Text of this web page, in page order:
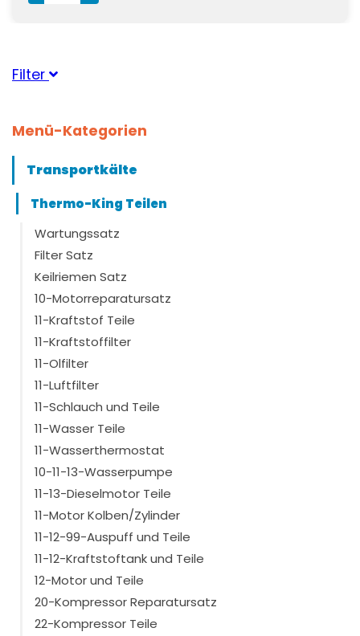
Filter
ThermoKing(10)
Passend für Serie
Typ geeignet
MD100
SL100
SL100e(3)
SLX100(2)
SL200(4)
SL200e(3)
SLX200(2)
Zeig mehr
Menü-Kategorien
Transportkälte
Thermo-King Teilen
Wartungssatz
Filter Satz
Keilriemen Satz
10-Motorreparatursatz
11-Kraftstof Teile
11-Kraftstoffilter
11-Olfilter
11-Luftfilter
11-Schlauch und Teile
11-Wasser Teile
11-Wasserthermostat
10-11-13-Wasserpumpe
11-13-Dieselmotor Teile
11-Motor Kolben/Zylinder
11-12-99-Auspuff und Teile
11-12-Kraftstoftank und Teile
12-Motor und Teile
20-Kompressor Reparatursatz
22-Kompressor Teile